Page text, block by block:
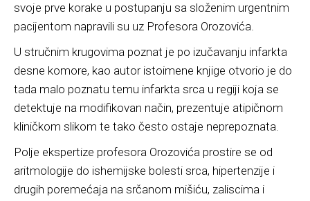
svoje prve korake u postupanju sa složenim urgentnim
pacijentom napravili su uz Profesora Orozovića.
U stručnim krugovima poznat je po izučavanju infarkta
desne komore, kao autor istoimene knjige otvorio je do
tada malo poznatu temu infarkta srca u regiji koja se
detektuje na modifikovan način, prezentuje atipičnom
kliničkom slikom te tako često ostaje neprepoznata.
Polje ekspertize profesora Orozovića prostire se od
aritmologije do ishemijske bolesti srca, hipertenzije i
drugih poremećaja na srčanom mišiću, zaliscima i